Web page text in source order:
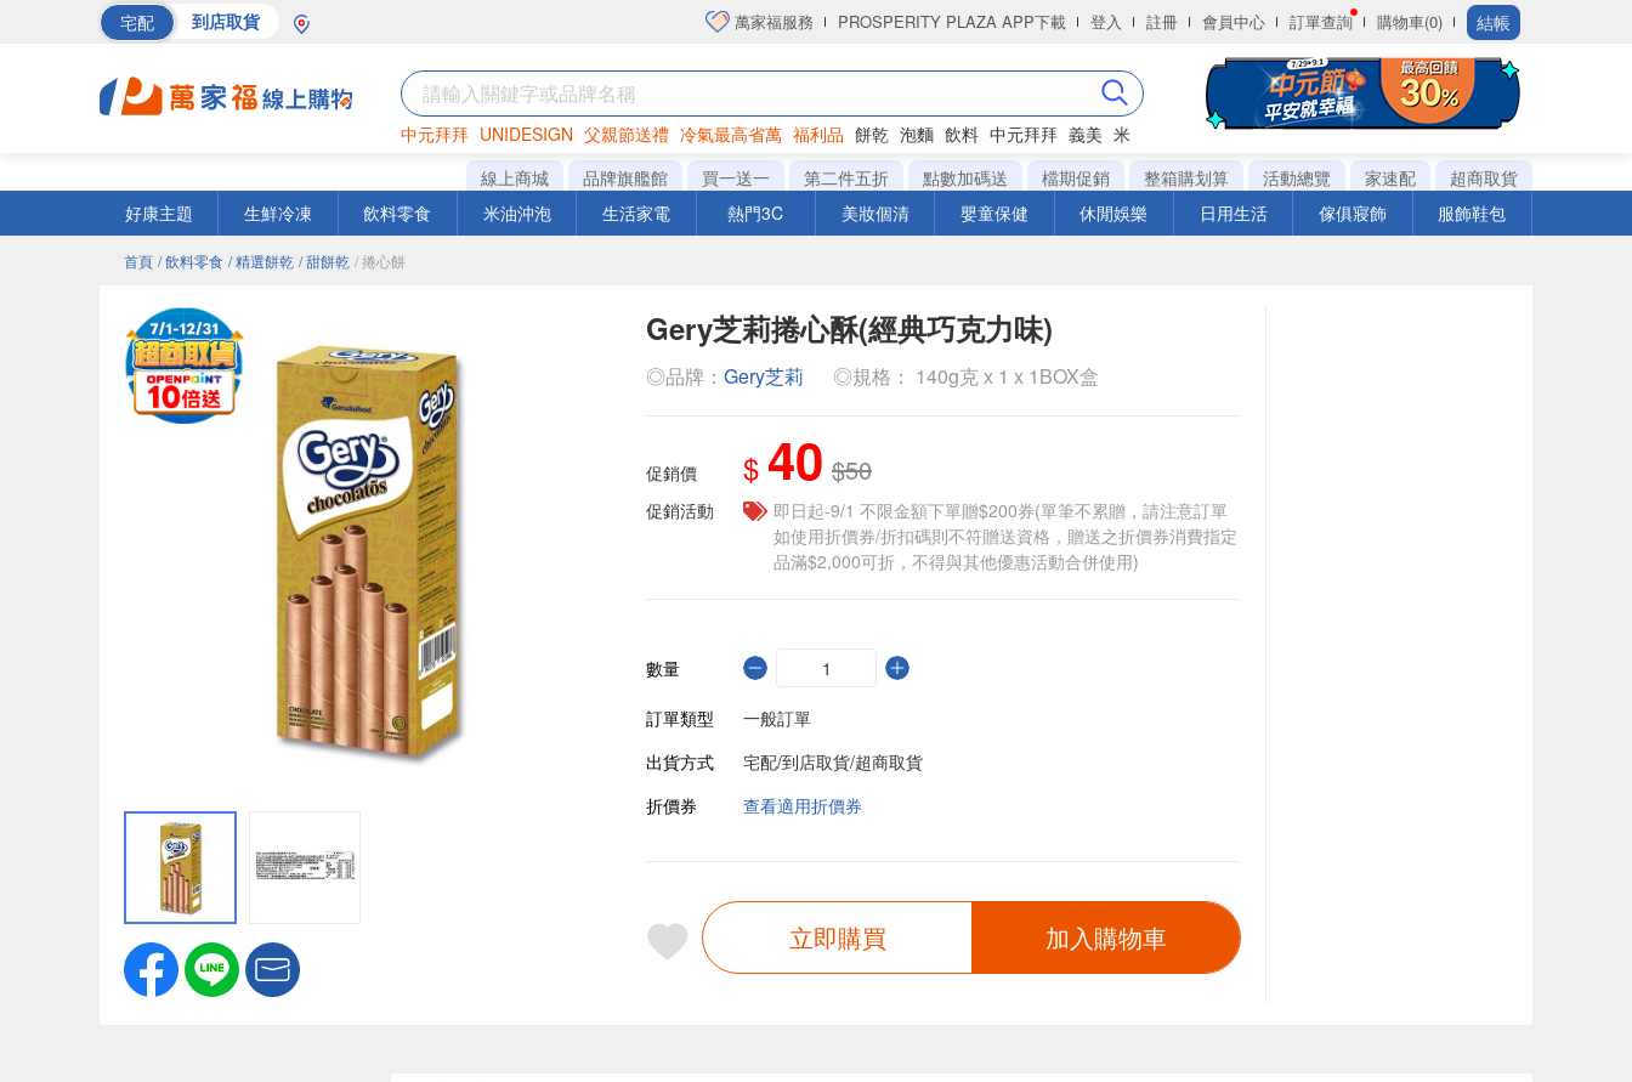
宅配 到店取貨 萬家福服務 PROSPERITY PLAZA APP下載 登入 註冊 會員中心 訂單查詢 購物車(0) 結帳
中元拜拜 UNIDESIGN 父親節送禮 冷氣最高省萬 福利品 餅乾 泡麵 飲料 中元拜拜 義美 米
巧克力 罐頭 衛生紙
線上商城 品牌旗艦館 買一送一 第二件五折 點數加碼送 檔期促銷 整箱購划算 活動總覽 家速配
超商取貨
好康主題
生鮮冷凍 飲料零食 米油沖泡 生活家電 熱門3C 美妝個清 嬰童保健 休閒娛樂 日用生活 傢俱寢飾 服飾鞋包
首頁 / 飲料零食 / 精選餅乾 / 甜餅乾 / 捲心餅
Gery芝莉捲心酥(經典巧克力味)
◎品牌： Gery芝莉 ◎規格： 140g克 x 1 x 1BOX盒
促銷價 $ 40 $50
促銷活動
即日起-9/1 不限金額下單贈$200券(單筆不累贈，請注意訂單
如使用折價券/折扣碼則不符贈送資格，贈送之折價券消費指定
品滿$2,000可折，不得與其他優惠活動合併使用)
數量
訂單類型
一般訂單
出貨方式
宅配/到店取貨/超商取貨
折價券
查看適用折價券
立即購買 加入購物車